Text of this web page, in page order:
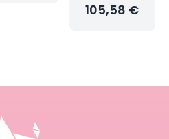
105,58 €